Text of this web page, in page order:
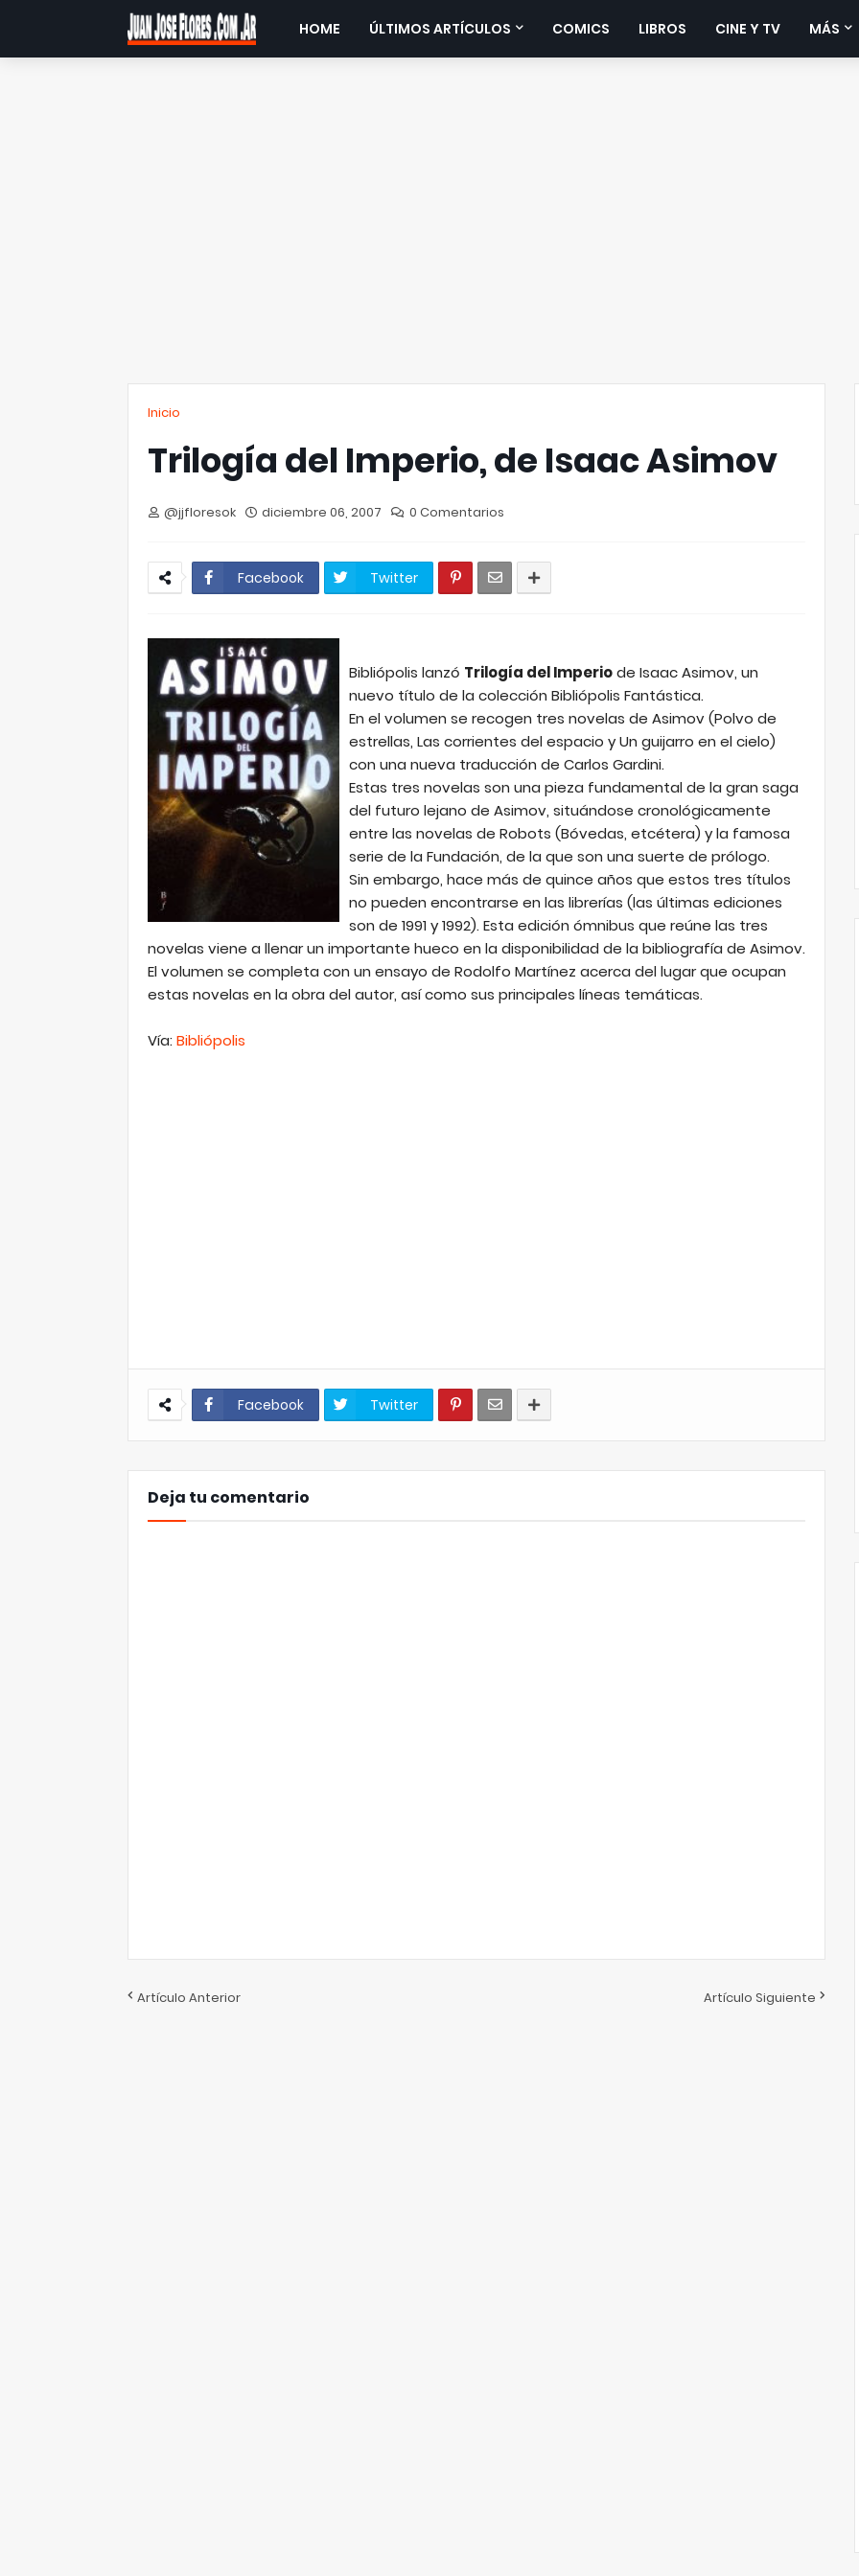
HOME ÚLTIMOS ARTÍCULOS COMICS LIBROS CINE Y TV MÁS
Inicio
Trilogía del Imperio, de Isaac Asimov
@jjfloresok diciembre 06, 2007 0 Comentarios
Facebook Twitter
Bibliópolis lanzó Trilogía del Imperiode Isaac Asimov, un
nuevo título de la colección Bibliópolis Fantástica.
En el volumen se recogen tres novelas de Asimov (Polvo de
estrellas, Las corrientes del espacio y Un guijarro en el cielo)
con una nueva traducción de Carlos Gardini.
Estas tres novelas son una pieza fundamental de la gran saga
del futuro lejano de Asimov, situándose cronológicamente
entre las novelas de Robots (Bóvedas, etcétera) y la famosa
serie de la Fundación, de la que son una suerte de prólogo.
Sin embargo, hace más de quince años que estos tres títulos
no pueden encontrarse en las librerías (las últimas ediciones
son de 1991 y 1992). Esta edición ómnibus que reúne las tres
novelas viene a llenar un importante hueco en la disponibilidad de la bibliografía de Asimov.
El volumen se completa con un ensayo de Rodolfo Martínez acerca del lugar que ocupan
estas novelas en la obra del autor, así como sus principales líneas temáticas.
Vía: Bibliópolis
Facebook Twitter
Deja tu comentario
Artículo Anterior Artículo Siguiente